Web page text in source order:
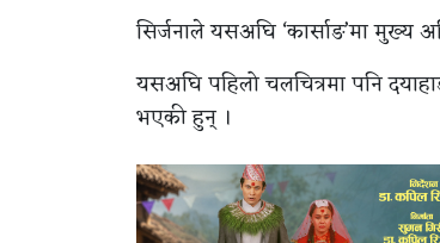
सिर्जनाले यसअघि ‘कार्साङ’मा मुख्य
यसअघि पहिलो चलचित्रमा पनि
भएकी हुन् ।